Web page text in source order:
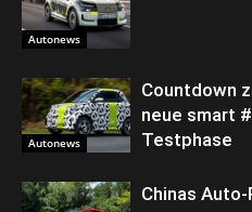
Autonews
Autonews
Countdown
neue smart
Testphase
Chinas